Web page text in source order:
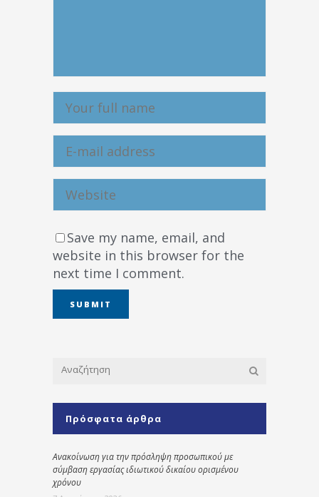
Save my name, email, and
website in this browser for the
next time I comment.
Πρόσφατα άρθρα
Ανακοίνωση για την πρόσληψη προσωπικού με
σύμβαση εργασίας ιδιωτικού δικαίου ορισμένου
χρόνου